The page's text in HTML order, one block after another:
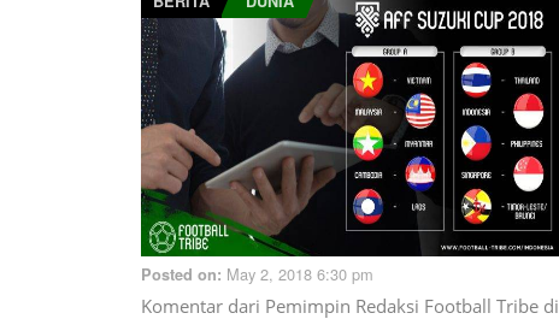
Posted on: May 2, 2018 6:30 pm
Komentar dari Pemimpin Redaksi Football Tribe di